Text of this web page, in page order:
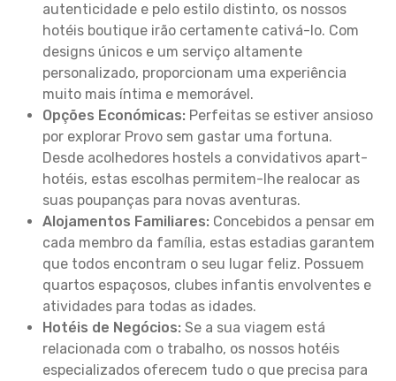
autenticidade e pelo estilo distinto, os nossos
hotéis boutique irão certamente cativá-lo. Com
designs únicos e um serviço altamente
personalizado, proporcionam uma experiência
muito mais íntima e memorável.
Opções Económicas: Perfeitas se estiver ansioso
por explorar Provo sem gastar uma fortuna.
Desde acolhedores hostels a convidativos apart-
hotéis, estas escolhas permitem-lhe realocar as
suas poupanças para novas aventuras.
Alojamentos Familiares: Concebidos a pensar em
cada membro da família, estas estadias garantem
que todos encontram o seu lugar feliz. Possuem
quartos espaçosos, clubes infantis envolventes e
atividades para todas as idades.
Hotéis de Negócios: Se a sua viagem está
relacionada com o trabalho, os nossos hotéis
especializados oferecem tudo o que precisa para